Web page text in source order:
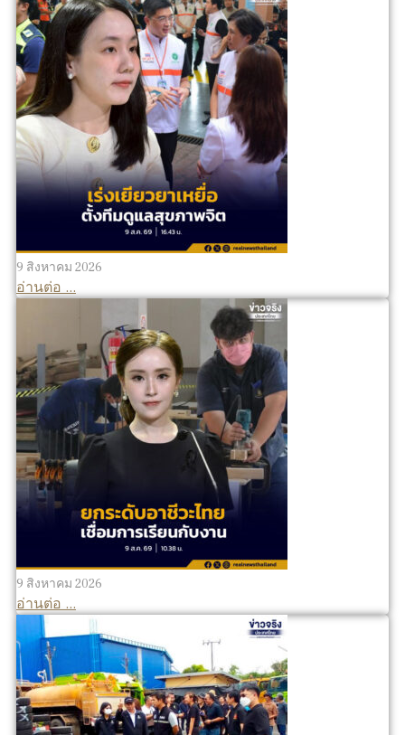
9 สิงหาคม 2026
อ่านต่อ ...
9 สิงหาคม 2026
อ่านต่อ ...